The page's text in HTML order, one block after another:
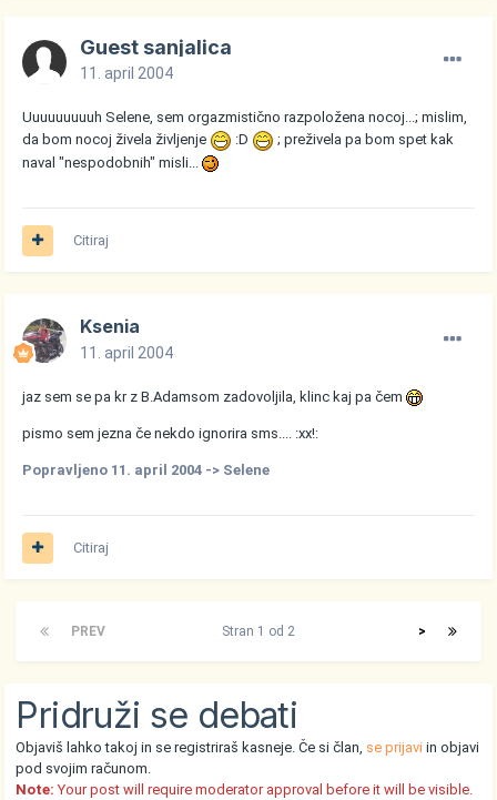
Guest sanjalica
11. april 2004
Uuuuuuuuuh Selene, sem orgazmistično razpoložena nocoj...; mislim,
da bom nocoj živela življenje
:D
; preživela pa bom spet kak
naval "nespodobnih" misli...
Citiraj
Ksenia
11. april 2004
jaz sem se pa kr z B.Adamsom zadovoljila, klinc kaj pa čem
pismo sem jezna če nekdo ignorira sms.... :xx!:
Popravljeno 11. april 2004 -> Selene
Citiraj
PREV >
Stran 1 od 2
Pridruži se debati
Objaviš lahko takoj in se registriraš kasneje. Če si član, se prijavi in objavi
pod svojim računom.
Note: Your post will require moderator approval before it will be visible.